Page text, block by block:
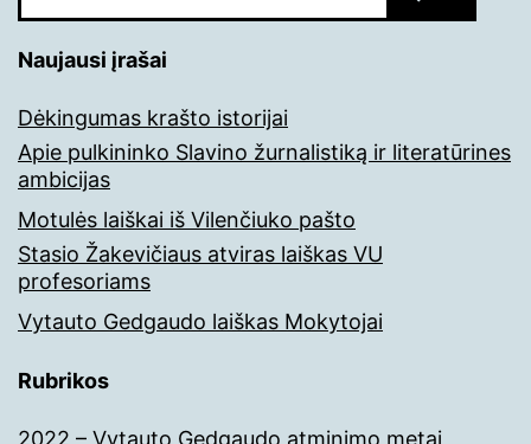
Naujausi įrašai
Dėkingumas krašto istorijai
Apie pulkininko Slavino žurnalistiką ir literatūrines
ambicijas
Motulės laiškai iš Vilenčiuko pašto
Stasio Žakevičiaus atviras laiškas VU
profesoriams
Vytauto Gedgaudo laiškas Mokytojai
Rubrikos